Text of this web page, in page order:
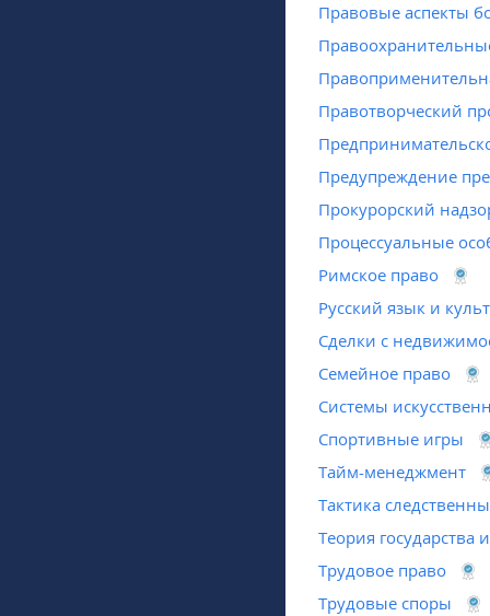
Правовые аспекты
Правотворческий
Предупреждение
Прокурорский
Процессуальные
Римское право
Русский язык и
Сделки с
Семейное право
Системы
Спортивные игры
Тайм-менеджмент
Тактика
Теория государства
Трудовое право
Трудовые споры